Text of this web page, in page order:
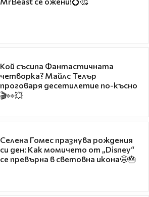
Кой съсипа Фантастичната
четворка? Майлс Телър
проговаря десетилетие по-късно
🎬👀💥
Селена Гомес празнува рождения
си ден: Как момичето от „Disney“
се превърна в световна икона🤩🎂